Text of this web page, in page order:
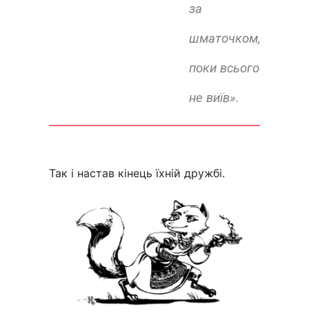
за
шматочком,
поки всього
не виїв».
Так і настав кінець їхній дружбі.